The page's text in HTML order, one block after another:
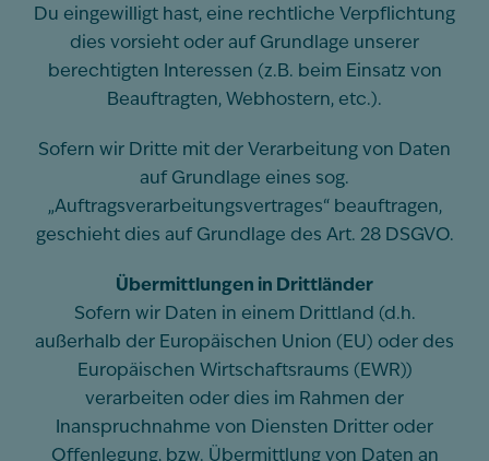
Du eingewilligt hast, eine rechtliche Verpflichtung
dies vorsieht oder auf Grundlage unserer
berechtigten Interessen (z.B. beim Einsatz von
Beauftragten, Webhostern, etc.).
Sofern wir Dritte mit der Verarbeitung von Daten
auf Grundlage eines sog.
„Auftragsverarbeitungsvertrages“ beauftragen,
geschieht dies auf Grundlage des Art. 28 DSGVO.
Übermittlungen in Drittländer
Sofern wir Daten in einem Drittland (d.h.
außerhalb der Europäischen Union (EU) oder des
Europäischen Wirtschaftsraums (EWR))
verarbeiten oder dies im Rahmen der
Inanspruchnahme von Diensten Dritter oder
Offenlegung, bzw. Übermittlung von Daten an